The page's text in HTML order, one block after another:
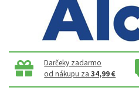
Darčeky zadarmo
od nákupu za34,99 €